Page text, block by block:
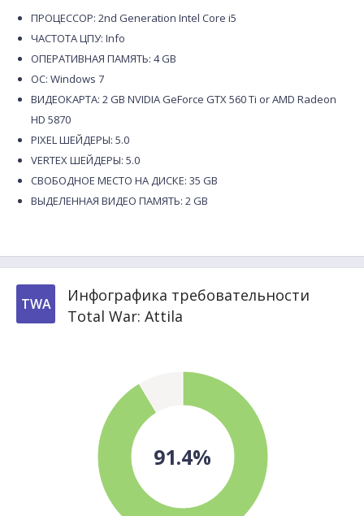
ПРОЦЕССОР: 2nd Generation Intel Core i5
ЧАСТОТА ЦПУ: Info
ОПЕРАТИВНАЯ ПАМЯТЬ: 4 GB
ОС: Windows 7
ВИДЕОКАРТА: 2 GB NVIDIA GeForce GTX 560 Ti or AMD Radeon
HD 5870
PIXEL ШЕЙДЕРЫ: 5.0
VERTEX ШЕЙДЕРЫ: 5.0
СВОБОДНОЕ МЕСТО НА ДИСКЕ: 35 GB
ВЫДЕЛЕННАЯ ВИДЕО ПАМЯТЬ: 2 GB
TWA
Инфографика требовательности
Total War: Attila
91.4%